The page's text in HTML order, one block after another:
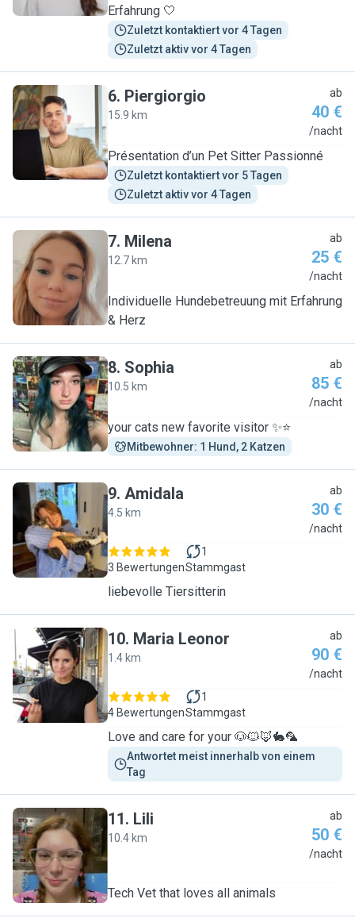
Erfahrung 🤍
Zuletzt kontaktiert vor 4 Tagen
Zuletzt aktiv vor 4 Tagen
P
6. Piergiorgio
15.9 km
ab
40 €
/nacht
Présentation d’un Pet Sitter Passionné
Zuletzt kontaktiert vor 5 Tagen
Zuletzt aktiv vor 4 Tagen
M
7. Milena
12.7 km
ab
25 €
/nacht
Individuelle Hundebetreuung mit Erfahrung
& Herz
S
8. Sophia
10.5 km
ab
85 €
/nacht
your cats new favorite visitor ✨⭐️
Mitbewohner: 1 Hund, 2 Katzen
A
9. Amidala
4.5 km
ab
30 €
/nacht
3 Bewertungen
1
Stammgast
liebevolle Tiersitterin
M
10. Maria Leonor
1.4 km
ab
90 €
/nacht
4 Bewertungen
1
Stammgast
Love and care for your 🐶🐱🦊🐇🦜
Antwortet meist innerhalb von einem
Tag
L
11. Lili
10.4 km
ab
50 €
/nacht
Tech Vet that loves all animals